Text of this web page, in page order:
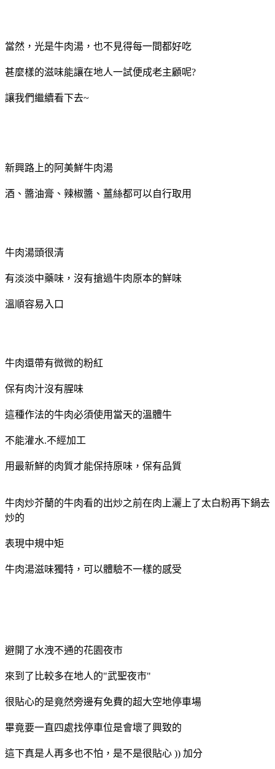
當然，光是牛肉湯，也不見得每一間都好吃
甚麼樣的滋味能讓在地人一試便成老主顧呢?
讓我們繼續看下去~
新興路上的阿美鮮牛肉湯
酒、醬油膏、辣椒醬、薑絲都可以自行取用
牛肉湯頭很清
有淡淡中藥味，沒有搶過牛肉原本的鮮味
溫順容易入口
牛肉還帶有微微的粉紅
保有肉汁沒有腥味
這種作法的牛肉必須使用當天的溫體牛
不能灌水.不經加工
用最新鮮的肉質才能保持原味，保有品質
牛肉炒芥蘭的牛肉看的出炒之前在肉上灑上了太白粉再下鍋去
炒的
表現中規中矩
牛肉湯滋味獨特，可以體驗不一樣的感受
避開了水洩不通的花園夜市
來到了比較多在地人的"武聖夜市"
很貼心的是竟然旁邊有免費的超大空地停車場
畢竟要一直四處找停車位是會壞了興致的
這下真是人再多也不怕，是不是很貼心 )) 加分